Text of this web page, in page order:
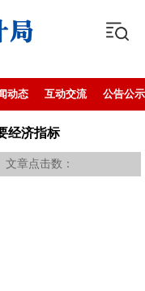
动态 互动交流 公告公示
经济指标
章点击数：